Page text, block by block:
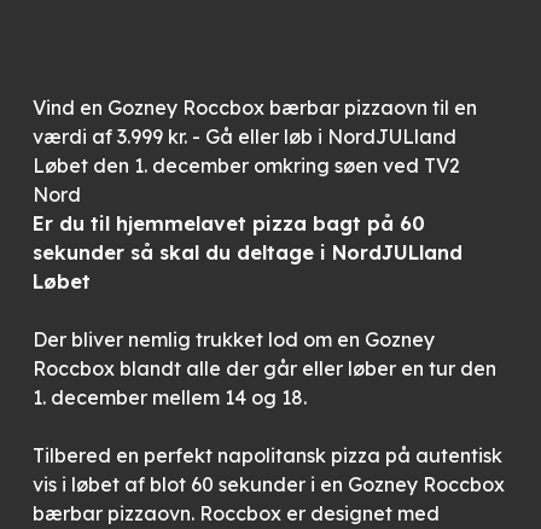
Vind en Gozney Roccbox bærbar pizzaovn til en
værdi af 3.999 kr. - Gå eller løb i NordJULland
Løbet den 1. december omkring søen ved TV2
Nord
Er du til hjemmelavet pizza bagt på 60
sekunder så skal du deltage i NordJULland
Løbet
Der bliver nemlig trukket lod om en Gozney
Roccbox blandt alle der går eller løber en tur den
1. december mellem 14 og 18.
Tilbered en perfekt napolitansk pizza på autentisk
vis i løbet af blot 60 sekunder i en Gozney Roccbox
bærbar pizzaovn. Roccbox er designet med